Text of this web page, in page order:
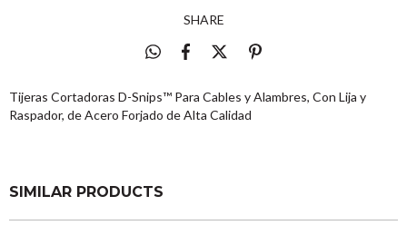
SHARE
Tijeras Cortadoras D-Snips™ Para Cables y Alambres, Con Lija y
Raspador, de Acero Forjado de Alta Calidad
SIMILAR PRODUCTS